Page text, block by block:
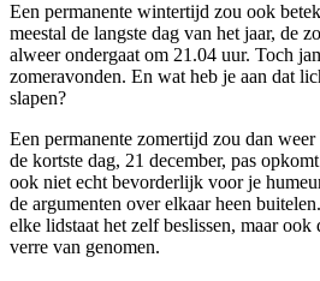
Een permanente wintertijd zou ook
meestal de langste dag van het jaar, de
alweer ondergaat om 21.04 uur. Toch
zomeravonden. En wat heb je aan dat
slapen?
Een permanente zomertijd zou dan
de kortste dag, 21 december, pas
ook niet echt bevorderlijk voor je
de argumenten over elkaar heen
elke lidstaat het zelf beslissen, maar
verre van genomen.